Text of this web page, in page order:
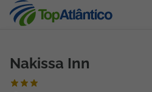
Destinos
Nakissa Inn